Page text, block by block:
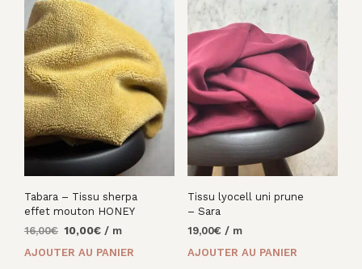
Tabara – Tissu sherpa
effet mouton HONEY
16,00€ Le
10,00€Le/ m
AJOUTER AU PANIER
Tissu lyocell uni prune
– Sara
19,00€ / m
AJOUTER AU PANIER